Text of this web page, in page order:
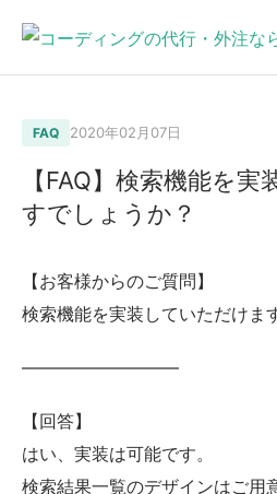
FAQ 2020年02月07日
【FAQ】検索機能を
すでしょうか？
【お客様からのご質問】
検索機能を実装していただけま
—————————
【回答】
はい、実装は可能です。
検索結果一覧のデザインはご用